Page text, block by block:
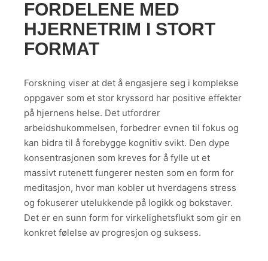
FORDELENE MED
HJERNETRIM I STORT
FORMAT
Forskning viser at det å engasjere seg i komplekse
oppgaver som et stor kryssord har positive effekter
på hjernens helse. Det utfordrer
arbeidshukommelsen, forbedrer evnen til fokus og
kan bidra til å forebygge kognitiv svikt. Den dype
konsentrasjonen som kreves for å fylle ut et
massivt rutenett fungerer nesten som en form for
meditasjon, hvor man kobler ut hverdagens stress
og fokuserer utelukkende på logikk og bokstaver.
Det er en sunn form for virkelighetsflukt som gir en
konkret følelse av progresjon og suksess.